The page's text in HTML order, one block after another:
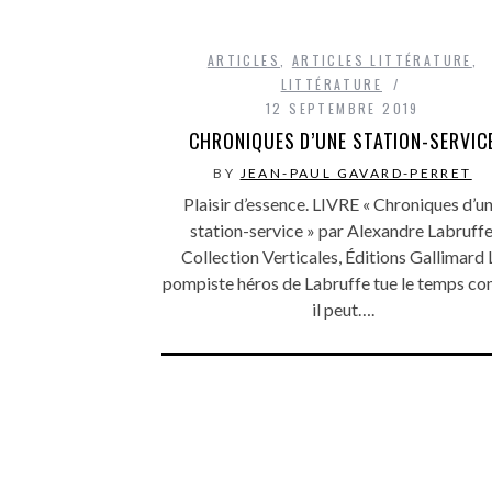
ARTICLES ARTICLES LITTÉRATURE
LITTÉRATURE
12 SEPTEMBRE 2019
CHRONIQUES D’UNE STATION-
BY JEAN-PAUL GAVARD-PERRET
Plaisir d’essence. LIVRE « Chroniques
station-service » par Alexandre Labruffe,
Collection Verticales, Éditions Gallimard
pompiste héros de Labruffe tue le temps
il peut….